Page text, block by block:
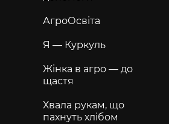
АгроОсвіта
Я — Куркуль
Жінка в агро — до
щастя
Хвала рукам, що
пахнуть хлібом